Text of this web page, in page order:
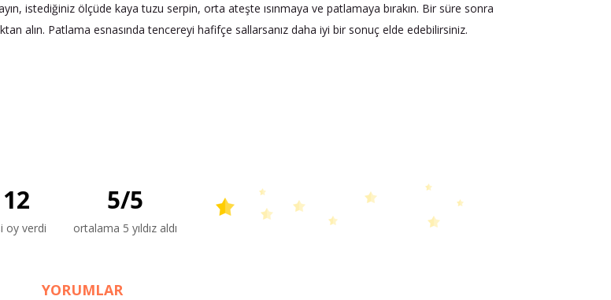
istediğiniz ölçüde kaya tuzu serpin, orta ateşte ısınmaya ve patlamaya bırakın. Bir süre sonra
alın. Patlama esnasında tencereyi hafifçe sallarsanız daha iyi bir sonuç elde edebilirsiniz.
12
oy verdi
5/5
ortalama 5 yıldız aldı
YORUMLAR